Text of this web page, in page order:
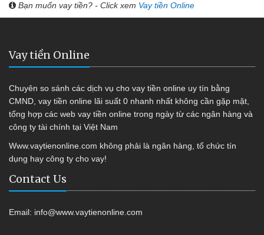
Bạn muốn vay tiền? - Click xem Vay tiền Online
Vay tiền Online
Chuyên so sánh các dịch vụ cho vay tiền online uy tín bằng
CMND, vay tiền online lãi suất 0 nhanh nhất không cần gặp mặt,
tổng hợp các web vay tiền online trong ngày từ các ngân hàng và
công ty tài chính tại Việt Nam
Www.vaytienonline.com không phải là ngân hàng, tổ chức tín
dụng hay công ty cho vay!
Contact Us
Email: info@www.vaytienonline.com